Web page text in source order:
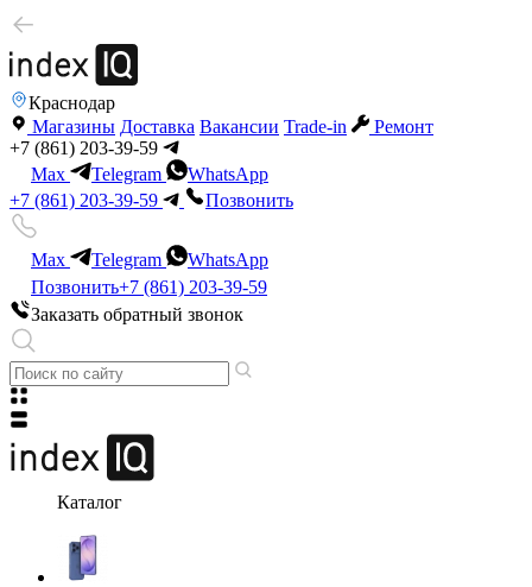
Краснодар
Магазины Доставка Вакансии Trade-in
Ремонт
+7 (861) 203-39-59
Max
Telegram
WhatsApp
+7 (861) 203-39-59
Позвонить
Max Telegram
WhatsApp
Позвонить+7 (861) 203-39-59
Заказать обратный звонок
Каталог